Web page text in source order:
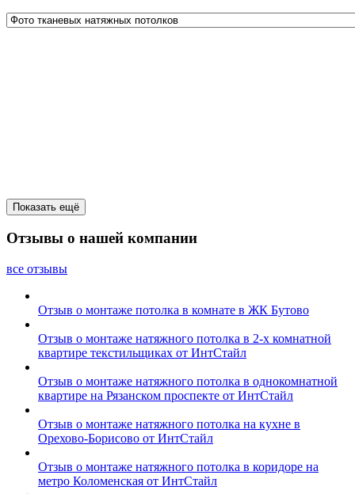
Показать ещё
Отзывы о нашей компании
все отзывы
Отзыв о монтаже потолка в комнате в ЖК Бутово
Отзыв о монтаже натяжного потолка в 2-х комнатной
квартире текстильщиках от ИнтСтайл
Отзыв о монтаже натяжного потолка в однокомнатной
квартире на Рязанском проспекте от ИнтСтайл
Отзыв о монтаже натяжного потолка на кухне в
Орехово-Борисово от ИнтСтайл
Отзыв о монтаже натяжного потолка в коридоре на
метро Коломенская от ИнтСтайл